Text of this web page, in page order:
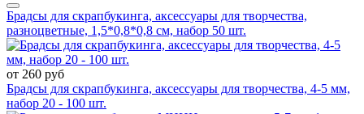
Брадсы для скрапбукинга, аксессуары для творчества,
разноцветные, 1,5*0,8*0,8 см, набор 50 шт.
от 260 руб
Брадсы для скрапбукинга, аксессуары для творчества, 4-5 мм,
набор 20 - 100 шт.